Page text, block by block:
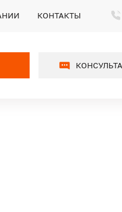
КОНТАКТЫ